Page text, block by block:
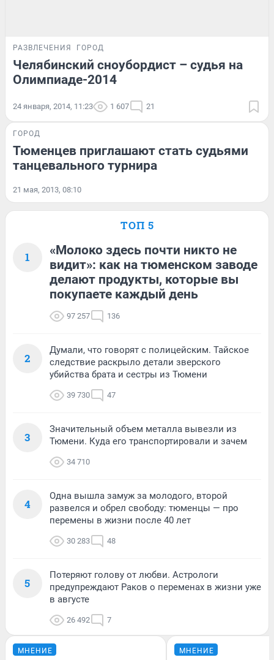
РАЗВЛЕЧЕНИЯ ГОРОД
Челябинский сноубордист – судья на
Олимпиаде-2014
24 января, 2014, 11:23 1 607 21
ГОРОД
Тюменцев приглашают стать судьями
танцевального турнира
21 мая, 2013, 08:10
ТОП 5
1
«Молоко здесь почти никто не
видит»: как на тюменском заводе
делают продукты, которые вы
покупаете каждый день
97 257 136
2
Думали, что говорят с полицейским. Тайское
следствие раскрыло детали зверского
убийства брата и сестры из Тюмени
39 730 47
3
Значительный объем металла вывезли из
Тюмени. Куда его транспортировали и зачем
34 710
4
Одна вышла замуж за молодого, второй
развелся и обрел свободу: тюменцы — про
перемены в жизни после 40 лет
30 283 48
5
Потеряют голову от любви. Астрологи
предупреждают Раков о переменах в жизни уже
в августе
26 492 7
МНЕНИЕ МНЕНИЕ